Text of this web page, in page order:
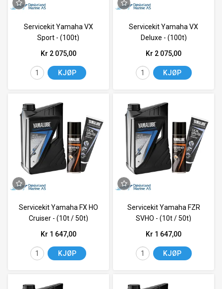
Servicekit Yamaha VX
Sport - (100t)
Kr 2 075,00
KJØP
Servicekit Yamaha VX
Deluxe - (100t)
Kr 2 075,00
KJØP
Servicekit Yamaha FX HO
Cruiser - (10t / 50t)
Kr 1 647,00
KJØP
Servicekit Yamaha FZR
SVHO - (10t / 50t)
Kr 1 647,00
KJØP